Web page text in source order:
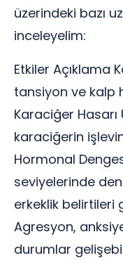
üzerindeki bazı
inceleyelim:
Etkiler Açıklama
tansiyon ve kalp
Karaciğer Hasarı
karaciğerin
Hormonal
seviyelerinde
erkeklik belirtileri
Agresyon,
durumlar